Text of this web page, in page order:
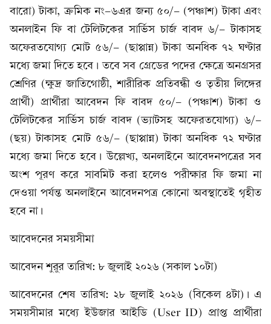
বারো) টাকা, ক্রমিক নং-৬এর জন্য ৫০/- (পঞ্চাশ) টাকা এবং
অনলাইন ফি বা টেলিটকের সার্ভিস চার্জ বাবদ ৬/- টাকাসহ
অফেরতযোগ্য মোট ৫৬/- (ছাপ্পান্ন) টাকা অনধিক ৭২ ঘণ্টার
মধ্যে জমা দিতে হবে। তবে সব গ্রেডের পদের ক্ষেত্রে অনগ্রসর
শ্রেণির (ক্ষুদ্র জাতিগোষ্ঠী, শারীরিক প্রতিবন্ধী ও তৃতীয় লিঙ্গের
প্রার্থী) প্রার্থীরা আবেদন ফি বাবদ ৫০/- (পঞ্চাশ) টাকা ও
টেলিটকের সার্ভিস চার্জ বাবদ (ভ্যাটসহ অফেরতযোগ্য) ৬/-
(ছয়) টাকাসহ মোট ৫৬/- (ছাপ্পান্ন) টাকা অনধিক ৭২ ঘণ্টার
মধ্যে জমা দিতে হবে। উল্লেখ্য, অনলাইনে আবেদনপত্রের সব
অংশ পূরণ করে সাবমিট করা হলেও পরীক্ষার ফি জমা না
দেওয়া পর্যন্ত অনলাইনে আবেদনপত্র কোনো অবস্থাতেই গৃহীত
হবে না।
আবেদনের সময়সীমা
আবেদন শুরুর তারিখ: ৮ জুলাই ২০২৬ (সকাল ১০টা)
আবেদনের শেষ তারিখ: ২৮ জুলাই ২০২৬ (বিকেল ৪টা)। এ
সময়সীমার মধ্যে ইউজার আইডি (User ID) প্রাপ্ত প্রার্থীরা